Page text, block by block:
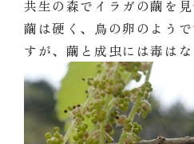
共生の森でイラガの繭を
繭は硬く、鳥の卵のよう
すが、繭と成虫には毒はな